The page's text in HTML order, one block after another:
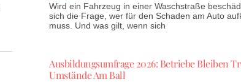
Wird ein Fahrzeug in einer Waschstraße
sich die Frage, wer für den Schaden am Auto
muss. Und was gilt, wenn sich
Ausbildungsumfrage 2026: Betriebe Bleiben
Umstände Am Ball